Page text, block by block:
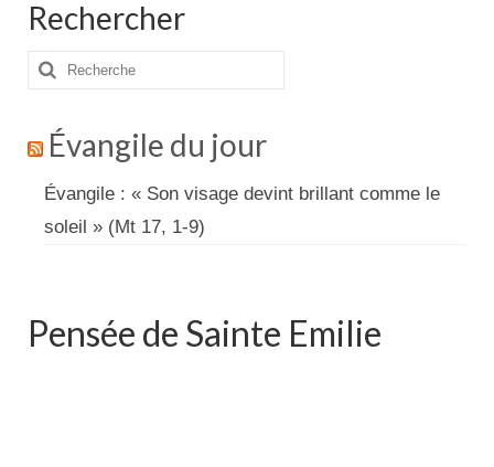
Rechercher
Rechercher
:
Évangile du jour
Évangile : « Son visage devint brillant comme le
soleil » (Mt 17, 1-9)
Pensée de Sainte Emilie